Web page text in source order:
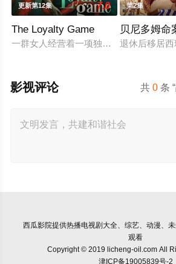
更新第12集 7.0
The Loyalty Game
一群女人经营着一项独特的生意：引诱
第2集
贝尼多姆命
退休后移居
共0 条
影视评论
西瓜影院提供热播电视剧大全、综艺、动漫、
观看
Copyright © 2019 licheng-oil.com All
津ICP备19005839号-2